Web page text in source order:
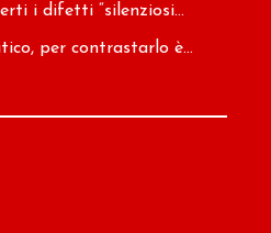
i difetti “silenziosi...
per contrastarlo è...